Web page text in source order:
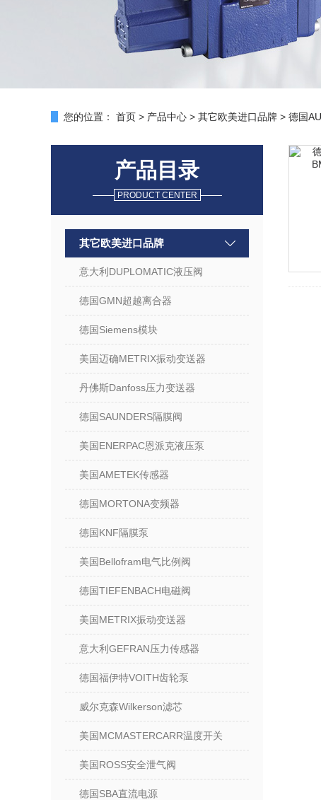
您的位置： 首页 > 产品中心 > 其它欧美进口品牌 > 德国
产品目录
PRODUCT CENTER
其它欧美进口品牌
意大利DUPLOMATIC液压阀
德国GMN超越离合器
德国Siemens模块
美国迈确METRIX振动变送器
丹佛斯Danfoss压力变送器
德国SAUNDERS隔膜阀
美国ENERPAC恩派克液压泵
美国AMETEK传感器
德国MORTONA变频器
德国KNF隔膜泵
美国Bellofram电气比例阀
德国TIEFENBACH电磁阀
美国METRIX振动变送器
意大利GEFRAN压力传感器
德国福伊特VOITH齿轮泵
威尔克森Wilkerson滤芯
美国MCMASTERCARR温度开关
美国ROSS安全泄气阀
德国SBA直流电源